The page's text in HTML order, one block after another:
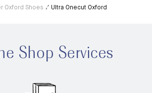
Oxford Shoes Ultra Onecut Oxford
Shop Services